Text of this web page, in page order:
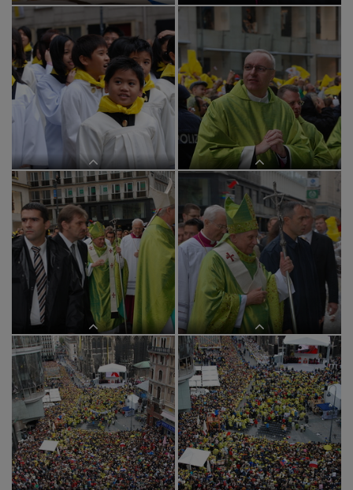
Papstbesuch ? kathbild/G?stl,
Markuspa200709091goe,pa20070909
Papstbesuch ? kathbild/G?stl,
Markuspa200709091goe,pa20070909
Papstbesuch ? kathbild/G?stl,
Markuspa200709091goe,pa20070909
Papstbesuch ? kathbild/G?stl,
Markuspa200709091goe,pa20070909
Papstbesuch ? kathbild/G?stl,
Markuspa200709091goe,pa20070909
Papstbesuch ? kathbild/G?stl,
Markuspa200709091goe,pa20070909